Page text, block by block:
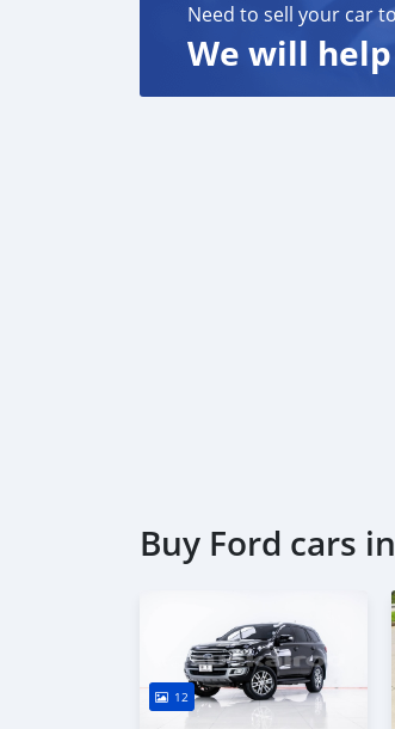
รถยนต์มือสอง #ติดแบล็คลิสอ
เวอร์เรสปี2019มือสอง #รถฟอ
Need to sell your car
We will
Buy Ford cars
12